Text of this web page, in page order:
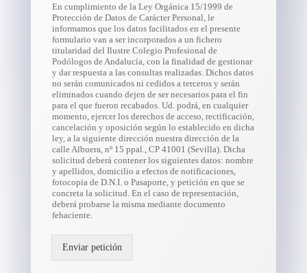
En cumplimiento de la Ley Orgánica 15/1999 de
Protección de Datos de Carácter Personal, le
informamos que los datos facilitados en el presente
formulario van a ser incorporados a un fichero
titularidad del Ilustre Colegio Profesional de
Podólogos de Andalucía, con la finalidad de gestionar
y dar respuesta a las consultas realizadas. Dichos datos
no serán comunicados ni cedidos a terceros y serán
eliminados cuando dejen de ser necesarios para el fin
para el que fueron recabados. Ud. podrá, en cualquier
momento, ejercer los derechos de acceso, rectificación,
cancelación y oposición según lo establecido en dicha
ley, a la siguiente dirección nuestra dirección de la
calle Albuera, nº 15 ppal., CP 41001 (Sevilla). Dicha
solicitud deberá contener los siguientes datos: nombre
y apellidos, domicilio a efectos de notificaciones,
fotocopia de D.N.I. o Pasaporte, y petición en que se
concreta la solicitud. En el caso de representación,
deberá probarse la misma mediante documento
fehaciente.
Enviar petición